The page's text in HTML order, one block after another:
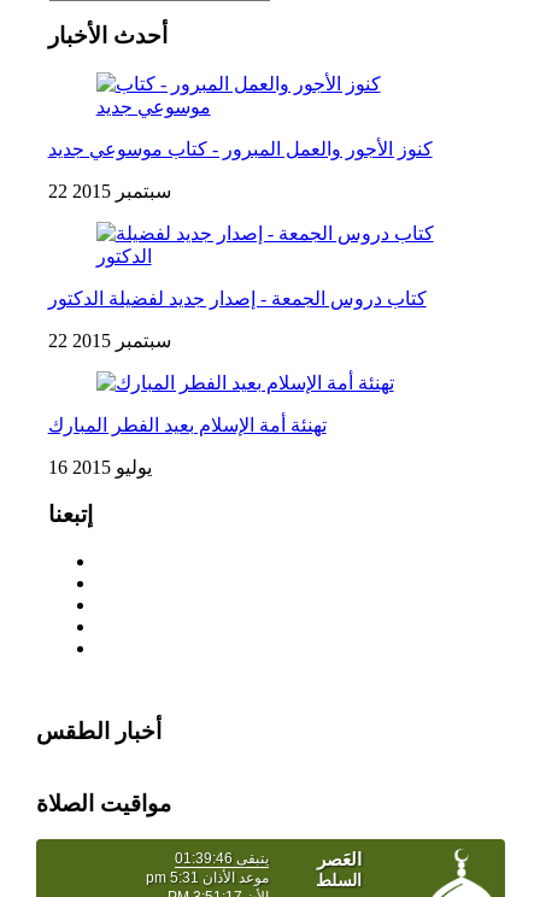
أحدث الأخبار
كنوز الأجور والعمل المبرور - كتاب موسوعي جديد
22 سبتمبر 2015
كتاب دروس الجمعة - إصدار جديد لفضيلة الدكتور
22 سبتمبر 2015
تهنئة أمة الإسلام بعيد الفطر المبارك
16 يوليو 2015
إتبعنا
أخبار الطقس
مواقيت الصلاة